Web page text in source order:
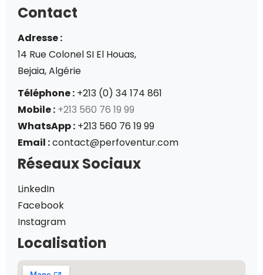
Contact
Adresse :
14 Rue Colonel SI El Houas,
Bejaia, Algérie
Téléphone : +213 (0) 34 174 861
Mobile : +213 560 76 19 99
WhatsApp : +213 560 76 19 99
Email :contact@perfoventur.com
Réseaux Sociaux
LinkedIn
Facebook
Instagram
Localisation